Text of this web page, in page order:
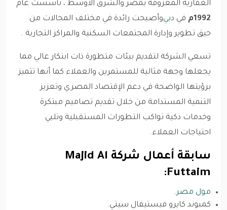
العقارية المعروفة بمصر والشرق الأوسط ، تأسست عام
1992م
في دبيوأصبحت رائدة في مختلف المجالات من
حيق تطوير وإدارة المجتمعات السكنية والمراكز التجارية .
تسعي الشركة لتقديم بيئات متطورة ذات ابتكار عالي مما
يجعلها وجهة مثالية للمستمرين والعملاء كما أنها تتميز
برؤيتها الواضحة في دعم الإقتصاد المصري وتعزيز
التنمية المستدامة من خلال تقديم تصاميم مبتكرة
وخدمات ذكية تواكب التطورات المستقبلية وتلبي
احتياجات العملاء.
سابقة أعمال شركة Majid Al
Futtaim:
مول مصر.
كمبوند كايرو فيستيفال سيتي.